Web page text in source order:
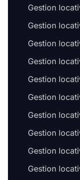
Gestion
Gestion
Gestion
Gestion
Gestion
Gestion
Gestion
Gestion
Gestion
Gestion